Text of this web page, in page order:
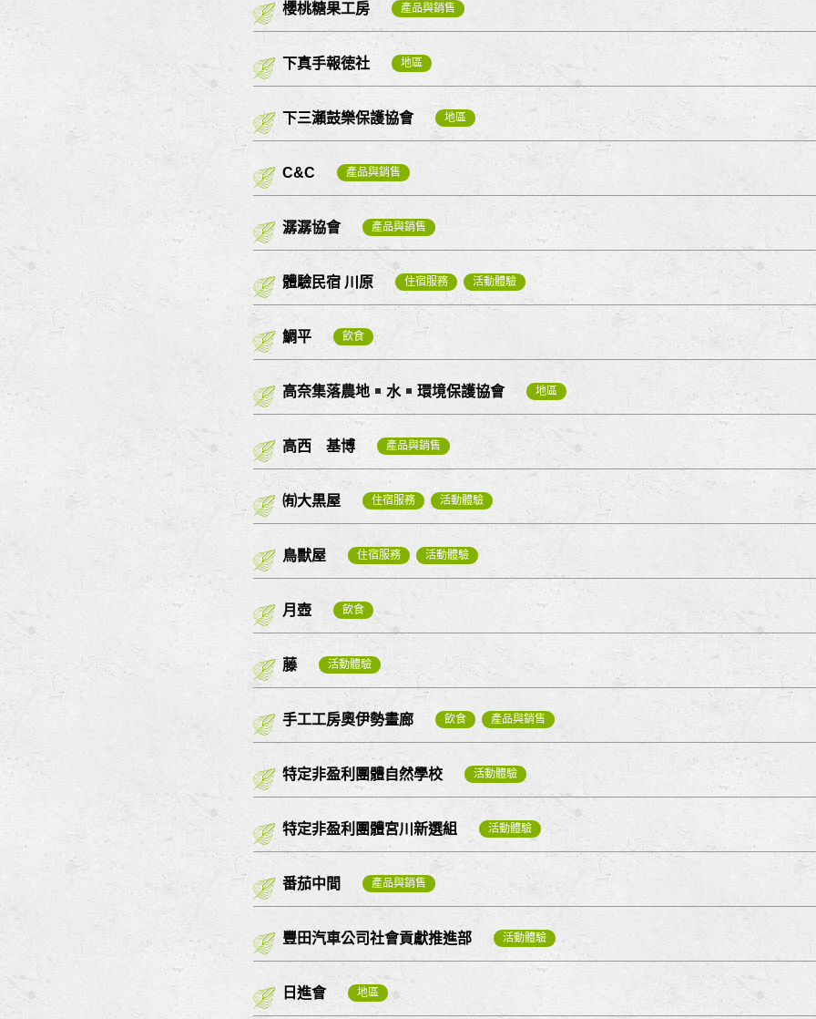
櫻桃糖果工房 產品與銷售
下真手報徳社 地區
下三瀨鼓樂保護協會 地區
C&C 產品與銷售
潺潺協會 產品與銷售
體驗民宿 川原 住宿服務 活動體驗
鯛平 飲食
高奈集落農地 水 環境保護協會 地區
高西 基博 產品與銷售
㈲大黒屋 住宿服務 活動體驗
鳥獸屋 住宿服務 活動體驗
月壺 飲食
藤 活動體驗
手工工房奧伊勢畫廊 飲食 產品與銷售
特定非盈利團體自然學校 活動體驗
特定非盈利團體宮川新選組 活動體驗
番茄中間 產品與銷售
豐田汽車公司社會貢獻推進部 活動體驗
日進會 地區